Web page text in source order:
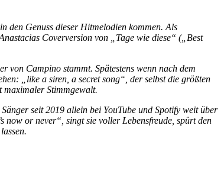
den Genuss dieser Hitmelodien kommen. Als
Coverversion von „Tage wie diese“ („Best
von Campino stammt. Spätestens wenn nach dem
„like a siren, a secret song“, der selbst die größten
maximaler Stimmgewalt.
seit 2019 allein bei YouTube und Spotify weit über
now or never“, singt sie voller Lebensfreude, spürt den